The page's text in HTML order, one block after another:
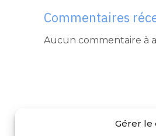
Gérer le
Commentaires
Aucun commentaire à